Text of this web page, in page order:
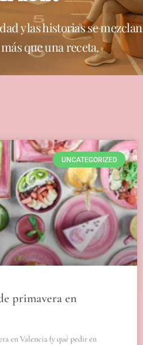
y las historias se mezclan
que una receta.
UNCATEGORIZED
primavera en
en Valencia (y qué pedir en